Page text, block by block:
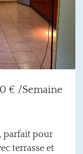
€ /Semaine
parfait pour
terrasse et